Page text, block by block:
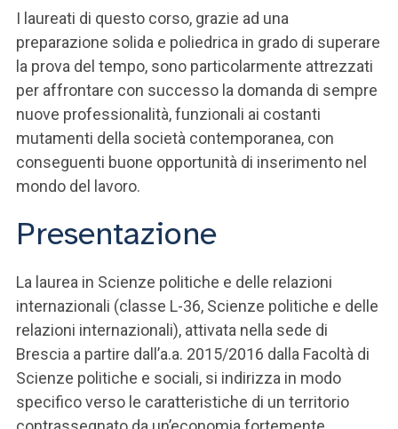
I laureati di questo corso, grazie ad una
preparazione solida e poliedrica in grado di superare
la prova del tempo, sono particolarmente attrezzati
per affrontare con successo la domanda di sempre
nuove professionalità, funzionali ai costanti
mutamenti della società contemporanea, con
conseguenti buone opportunità di inserimento nel
mondo del lavoro.
Presentazione
La laurea in Scienze politiche e delle relazioni
internazionali (classe L-36, Scienze politiche e delle
relazioni internazionali), attivata nella sede di
Brescia a partire dall’a.a. 2015/2016 dalla Facoltà di
Scienze politiche e sociali, si indirizza in modo
specifico verso le caratteristiche di un territorio